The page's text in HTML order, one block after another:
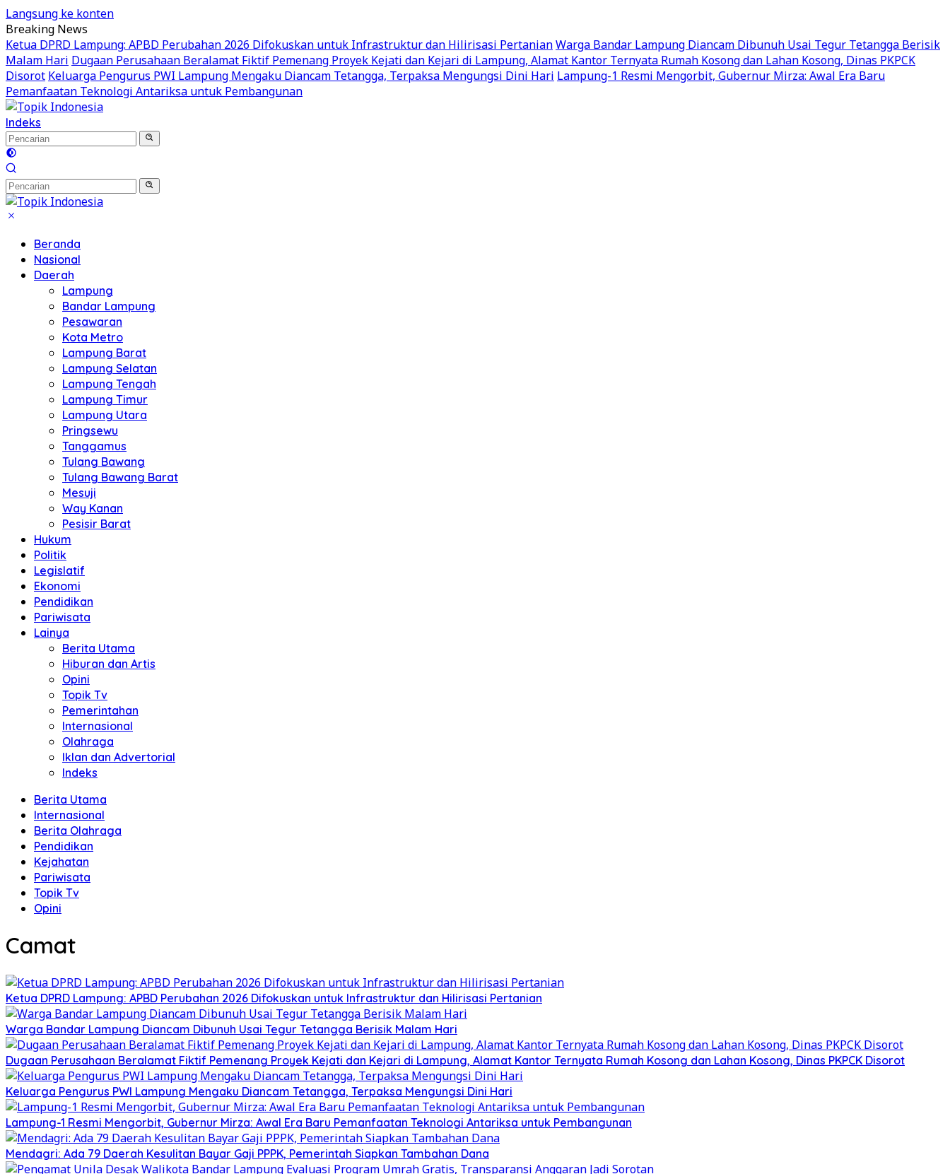
Langsung ke konten
Breaking News
Ketua DPRD Lampung: APBD Perubahan 2026 Difokuskan untuk Infrastruktur dan Hilirisasi PertanianWarga Bandar Lampung Diancam Dibunuh Usai Tegur Tetangga Berisik
Malam Hari Dugaan Perusahaan Beralamat Fiktif Pemenang Proyek Kejati dan Kejari di Lampung, Alamat Kantor Ternyata Rumah Kosong dan Lahan Kosong, Dinas PKPCK
Disorot Keluarga Pengurus PWI Lampung Mengaku Diancam Tetangga, Terpaksa Mengungsi Dini Hari Lampung-1 Resmi Mengorbit, Gubernur Mirza: Awal Era Baru
Pemanfaatan Teknologi Antariksa untuk Pembangunan
Indeks
Beranda
Nasional
Daerah
Lampung
Bandar Lampung
Pesawaran
Kota Metro
Lampung Barat
Lampung Selatan
Lampung Tengah
Lampung Timur
Lampung Utara
Pringsewu
Tanggamus
Tulang Bawang
Tulang Bawang Barat
Mesuji
Way Kanan
Pesisir Barat
Hukum
Politik
Legislatif
Ekonomi
Pendidikan
Pariwisata
Lainya
Berita Utama
Hiburan dan Artis
Opini
Topik Tv
Pemerintahan
Internasional
Olahraga
Iklan dan Advertorial
Indeks
Berita Utama
Internasional
Berita Olahraga
Pendidikan
Kejahatan
Pariwisata
Topik Tv
Opini
Camat
Ketua DPRD Lampung: APBD Perubahan 2026 Difokuskan untuk Infrastruktur dan Hilirisasi Pertanian
Warga Bandar Lampung Diancam Dibunuh Usai Tegur Tetangga Berisik Malam Hari
Dugaan Perusahaan Beralamat Fiktif Pemenang Proyek Kejati dan Kejari di Lampung, Alamat Kantor Ternyata Rumah Kosong dan Lahan Kosong, Dinas PKPCK Disorot
Keluarga Pengurus PWI Lampung Mengaku Diancam Tetangga, Terpaksa Mengungsi Dini Hari
Lampung-1 Resmi Mengorbit, Gubernur Mirza: Awal Era Baru Pemanfaatan Teknologi Antariksa untuk Pembangunan
Mendagri: Ada 79 Daerah Kesulitan Bayar Gaji PPPK, Pemerintah Siapkan Tambahan Dana